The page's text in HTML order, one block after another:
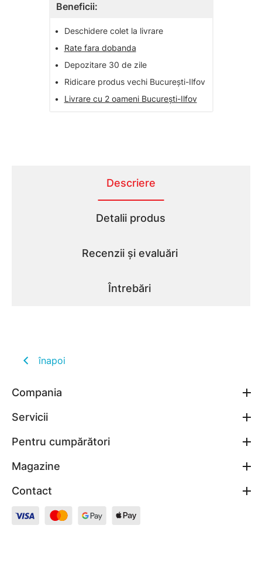
Beneficii:
•
Deschidere colet la livrare
•
Rate fara dobanda
•
Depozitare 30 de zile
•
Ridicare produs vechi București-Ilfov
•
Livrare cu 2 oameni București-Ilfov
Descriere
Detalii produs
Recenzii și evaluări
Întrebări
înapoi
Compania
Servicii
Pentru cumpărători
Magazine
Contact